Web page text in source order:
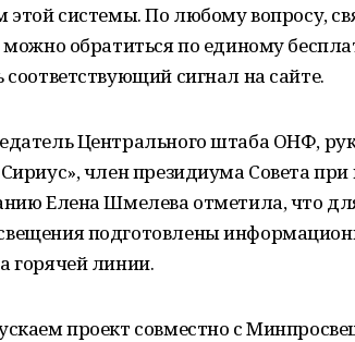
этой системы. По любому вопросу,
обратиться по единому
соответствующий сигнал на сайте.
Центрального штаба ОНФ,
член президиума Совета
Елена Шмелева отметила, что
подготовлены
горячей линии.
проект совместно с